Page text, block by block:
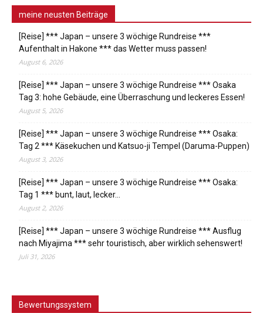
meine neusten Beiträge
[Reise] *** Japan – unsere 3 wöchige Rundreise ***
Aufenthalt in Hakone *** das Wetter muss passen!
August 6, 2026
[Reise] *** Japan – unsere 3 wöchige Rundreise *** Osaka
Tag 3: hohe Gebäude, eine Überraschung und leckeres Essen!
August 5, 2026
[Reise] *** Japan – unsere 3 wöchige Rundreise *** Osaka:
Tag 2 *** Käsekuchen und Katsuo-ji Tempel (Daruma-Puppen)
August 3, 2026
[Reise] *** Japan – unsere 3 wöchige Rundreise *** Osaka:
Tag 1 *** bunt, laut, lecker…
August 2, 2026
[Reise] *** Japan – unsere 3 wöchige Rundreise *** Ausflug
nach Miyajima *** sehr touristisch, aber wirklich sehenswert!
Juli 31, 2026
Bewertungssystem